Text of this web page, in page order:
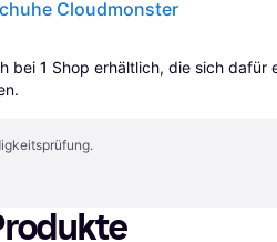
Cloudmonster
bei 1 Shop erhältlich, die sich dafür